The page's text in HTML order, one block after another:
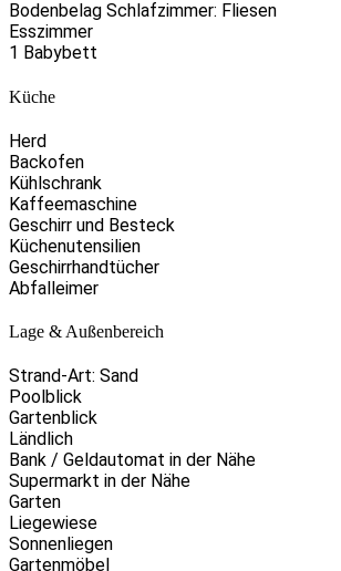
Bodenbelag Schlafzimmer: Fliesen
Esszimmer
1 Babybett
Küche
Herd
Backofen
Kühlschrank
Kaffeemaschine
Geschirr und Besteck
Küchenutensilien
Geschirrhandtücher
Abfalleimer
Lage & Außenbereich
Strand-Art: Sand
Poolblick
Gartenblick
Ländlich
Bank / Geldautomat in der Nähe
Supermarkt in der Nähe
Garten
Liegewiese
Sonnenliegen
Gartenmöbel